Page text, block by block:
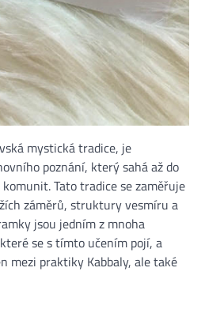
mystická tradice, je
poznání, který sahá až do
Tato tradice se zaměřuje
záměrů, struktury vesmíru a
jsou jedním z mnoha
se s tímto učením pojí, a
mezi praktiky Kabbaly, ale také